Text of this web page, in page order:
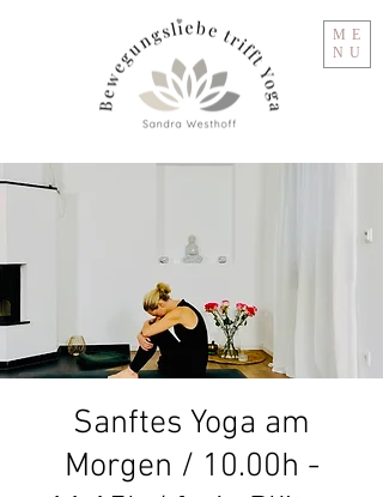
ME
NU
Sanftes Yoga am
Morgen / 10.00h -